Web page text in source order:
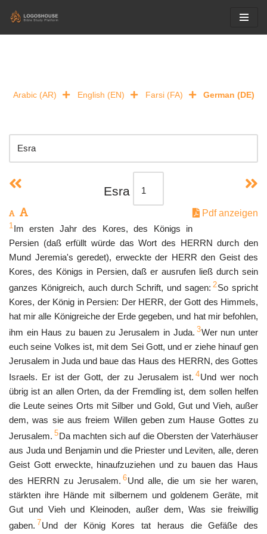
Arabic (AR) English (EN) Farsi (FA) German (DE)
Esra
Pdf anzeigen
1Im ersten Jahr des Kores, des Königs in
Persien (daß erfüllt würde das Wort des HERRN durch den
Mund Jeremia's geredet), erweckte der HERR den Geist des
Kores, des Königs in Persien, daß er ausrufen ließ durch sein
ganzes Königreich, auch durch Schrift, und sagen: 2So spricht
Kores, der König in Persien: Der HERR, der Gott des Himmels,
hat mir alle Königreiche der Erde gegeben, und hat mir befohlen,
ihm ein Haus zu bauen zu Jerusalem in Juda. 3Wer nun unter
euch seine Volkes ist, mit dem Sei Gott, und er ziehe hinauf gen
Jerusalem in Juda und baue das Haus des HERRN, des Gottes
Israels. Er ist der Gott, der zu Jerusalem ist. 4Und wer noch
übrig ist an allen Orten, da der Fremdling ist, dem sollen helfen
die Leute seines Orts mit Silber und Gold, Gut und Vieh, außer
dem, was sie aus freiem Willen geben zum Hause Gottes zu
Jerusalem. 5Da machten sich auf die Obersten der Vaterhäuser
aus Juda und Benjamin und die Priester und Leviten, alle, deren
Geist Gott erweckte, hinaufzuziehen und zu bauen das Haus
des HERRN zu Jerusalem. 6Und alle, die um sie her waren,
stärkten ihre Hände mit silbernem und goldenem Geräte, mit
Gut und Vieh und Kleinoden, außer dem, Was sie freiwillig
gaben. 7Und der König Kores tat heraus die Gefäße des